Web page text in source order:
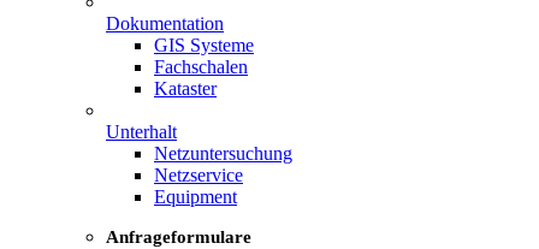
Dokumentation
GIS Systeme
Fachschalen
Kataster
Unterhalt
Netzuntersuchung
Netzservice
Equipment
Anfrageformulare